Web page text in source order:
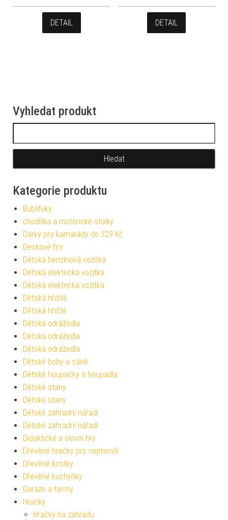
DETAIL DETAIL
Vyhledat produkt
Kategorie produktu
Bublifuky
chodítka a motorické stolky
Dárky pro kamarády do 329 Kč
Deskové hry
Dětská benzínová vozítka
Dětská elektrická vozítka
Dětská elektrická vozítka
Dětská hřiště
Dětská hřiště
Dětská odrážedla
Dětská odrážedla
Dětská odrážedla
Dětské boby a sáně
Dětské houpačky a houpadla
Dětské stany
Dětské stany
Dětské zahradní nářadí
Dětské zahradní nářadí
Didaktické a slovní hry
Dřevěné hračky pro nejmenší
Dřevěné kostky
Dřevěné kuchyňky
Garáže a farmy
Hračky
Hračky na zahradu